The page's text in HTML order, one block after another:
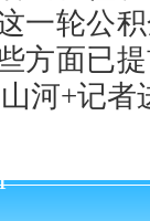
一轮公
方面已
河+记